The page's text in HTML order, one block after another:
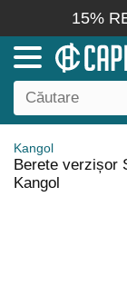
15%
Kangol
Berete verzișor
Kangol